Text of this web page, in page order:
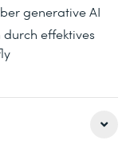
generative AI
durch effektives